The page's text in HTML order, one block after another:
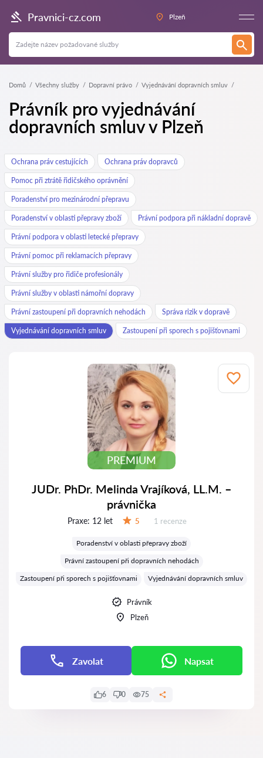
Pravnici-cz.com Plzeň
Domů Všechny služby Dopravní právo Vyjednávání dopravních smluv
Právník pro vyjednávání
dopravních smluv v Plzeň
Ochrana práv cestujících Ochrana práv dopravců
Pomoc při ztrátě řidičského oprávnění
Poradenství pro mezinárodní přepravu
Poradenství v oblasti přepravy zboží Právní podpora při nákladní dopravě
Právní podpora v oblasti letecké přepravy
Právní pomoc při reklamacích přepravy
Právní služby pro řidiče profesionály
Právní služby v oblasti námořní dopravy
Právní zastoupení při dopravních nehodách Správa rizik v dopravě
Vyjednávání dopravních smluv Zastoupení při sporech s pojišťovnami
PREMIUM
JUDr. PhDr. Melinda Vrajíková, LL.M. –
právnička
Praxe: 12 let 5 Recenzí:
1 recenze
Poradenství v oblasti přepravy zboží
Právní zastoupení při dopravních nehodách
Zastoupení při sporech s pojišťovnami
Vyjednávání dopravních smluv
Právník
Plzeň
Zavolat Napsat
6 0 75